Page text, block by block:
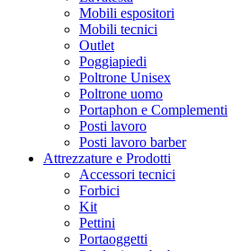
Mobili espositori
Mobili tecnici
Outlet
Poggiapiedi
Poltrone Unisex
Poltrone uomo
Portaphon e Complementi
Posti lavoro
Posti lavoro barber
Attrezzature e Prodotti
Accessori tecnici
Forbici
Kit
Pettini
Portaoggetti